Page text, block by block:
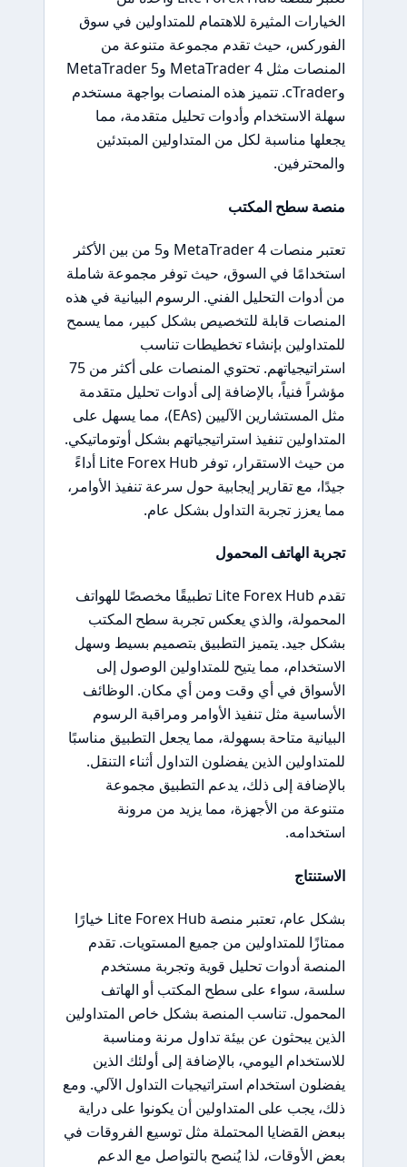
الخيارات المثيرة للاهتمام للمتداولين في سوق
الفوركس، حيث تقدم مجموعة متنوعة من
المنصات مثل MetaTrader 4 وMetaTrader 5
وcTrader. تتميز هذه المنصات بواجهة مستخدم
سهلة الاستخدام وأدوات تحليل متقدمة، مما
يجعلها مناسبة لكل من المتداولين المبتدئين
والمحترفين.
منصة سطح المكتب
تعتبر منصات MetaTrader 4 و5 من بين الأكثر
استخدامًا في السوق، حيث توفر مجموعة شاملة
من أدوات التحليل الفني. الرسوم البيانية في هذه
المنصات قابلة للتخصيص بشكل كبير، مما يسمح
للمتداولين بإنشاء تخطيطات تناسب
استراتيجياتهم. تحتوي المنصات على أكثر من 75
مؤشراً فنياً، بالإضافة إلى أدوات تحليل متقدمة
مثل المستشارين الآليين (EAs)، مما يسهل على
المتداولين تنفيذ استراتيجياتهم بشكل أوتوماتيكي.
من حيث الاستقرار، توفر Lite Forex Hub أداءً
جيدًا، مع تقارير إيجابية حول سرعة تنفيذ الأوامر،
مما يعزز تجربة التداول بشكل عام.
تجربة الهاتف المحمول
تقدم Lite Forex Hub تطبيقًا مخصصًا للهواتف
المحمولة، والذي يعكس تجربة سطح المكتب
بشكل جيد. يتميز التطبيق بتصميم بسيط وسهل
الاستخدام، مما يتيح للمتداولين الوصول إلى
الأسواق في أي وقت ومن أي مكان. الوظائف
الأساسية مثل تنفيذ الأوامر ومراقبة الرسوم
البيانية متاحة بسهولة، مما يجعل التطبيق مناسبًا
للمتداولين الذين يفضلون التداول أثناء التنقل.
بالإضافة إلى ذلك، يدعم التطبيق مجموعة
متنوعة من الأجهزة، مما يزيد من مرونة
استخدامه.
الاستنتاج
بشكل عام، تعتبر منصة Lite Forex Hub خيارًا
ممتازًا للمتداولين من جميع المستويات. تقدم
المنصة أدوات تحليل قوية وتجربة مستخدم
سلسة، سواء على سطح المكتب أو الهاتف
المحمول. تناسب المنصة بشكل خاص المتداولين
الذين يبحثون عن بيئة تداول مرنة ومناسبة
للاستخدام اليومي، بالإضافة إلى أولئك الذين
يفضلون استخدام استراتيجيات التداول الآلي. ومع
ذلك، يجب على المتداولين أن يكونوا على دراية
ببعض القضايا المحتملة مثل توسيع الفروقات في
بعض الأوقات، لذا يُنصح بالتواصل مع الدعم